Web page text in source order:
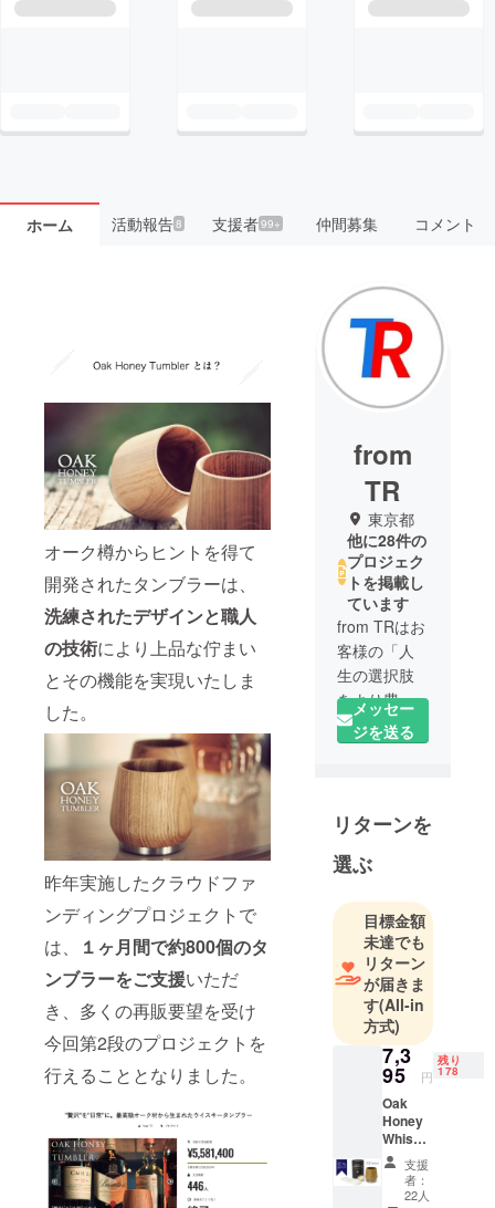
ホーム 活動報告8 支援者99+ 仲間募集 コメント
オーク樽からヒントを得て
開発されたタンブラーは、
洗練されたデザインと職人
の技術により上品な佇まい
とその機能を実現いたしま
した。
昨年実施したクラウドファ
ンディングプロジェクトで
は、
１ヶ月間で約800個のタ
ンブラーをご支援いただ
き、多くの再販要望を受け
今回第2段のプロジェクトを
行えることとなりました。
from
TR
東京都
他に28件の
プロジェク
トを掲載し
ています
from TRはお
客様の「人
生の選択肢
をより豊か
にする」こ
とをミッ
業を開始い
た。輸入販
実際に作り
手の方と会
話すること
を大切に
し、商品と
一緒にその
想いをお届
けできるよ
うに意識し
ておりま
す。私たち
が作り手の
メッセー
ジを送る
リターンを
選ぶ
目標金額
未達でも
リターン
が届きま
す(All-in
方式)
7,3
95 円
残り
178
Oak
Honey
Whiske
y
Tumble
r 1個 タ
支援
者：
22人